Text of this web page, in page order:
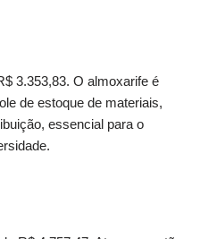
3.353,83. O almoxarife é
de estoque de materiais,
essencial para o